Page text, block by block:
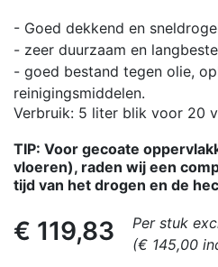
- Goed dekkend en
- zeer duurzaam en
- goed bestand tegen olie,
reinigingsmiddelen.
Verbruik: 5 liter blik voor 20
TIP: Voor gecoate
vloeren), raden wij een
tijd van het drogen en de
€ 119,83
Per stuk
(€ 145,00